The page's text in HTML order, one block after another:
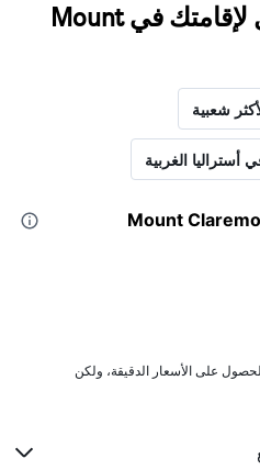
اعثر على نتائج أفضل لإقامتك في Mount
شعبية
أستراليا الغربية